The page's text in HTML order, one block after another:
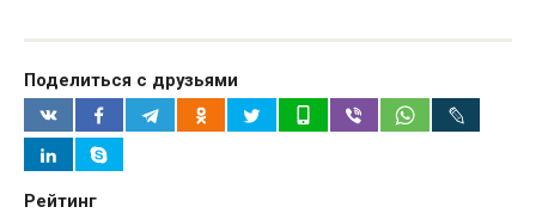
Поделиться с друзьями
Рейтинг